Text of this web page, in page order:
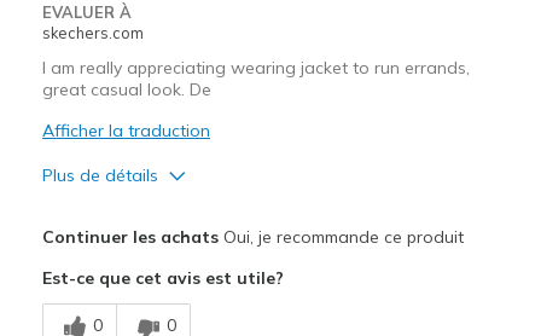
EVALUER À
skechers.com
I am really app reciating wearing jacket to run errands,
great casual look. De
Afficher la traduction
Plus de détails
Comfortable
Continuer les achatsOui, je recommande ce produit
Est-ce que cet avis est utile?
0 0